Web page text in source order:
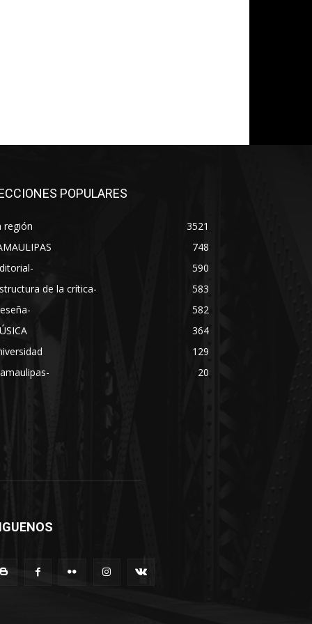
POPULARES
región
3521
748
590
de la crítica-
583
582
364
129
20